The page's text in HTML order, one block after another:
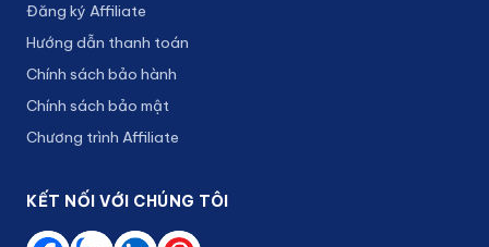
Đăng ký Affiliate
Hướng dẫn thanh toán
Chính sách bảo hành
Chính sách bảo mật
Chương trình Affiliate
KẾT NỐI VỚI CHÚNG TÔI